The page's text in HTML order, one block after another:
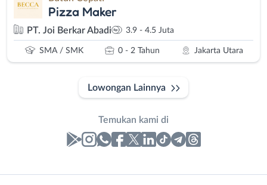
Pizza Maker
PT. Joi Berkar Abadi 3.9 - 4.5 Juta
SMA / SMK 0 - 2 Tahun Jakarta Utara
Lowongan Lainnya
Temukan kami di